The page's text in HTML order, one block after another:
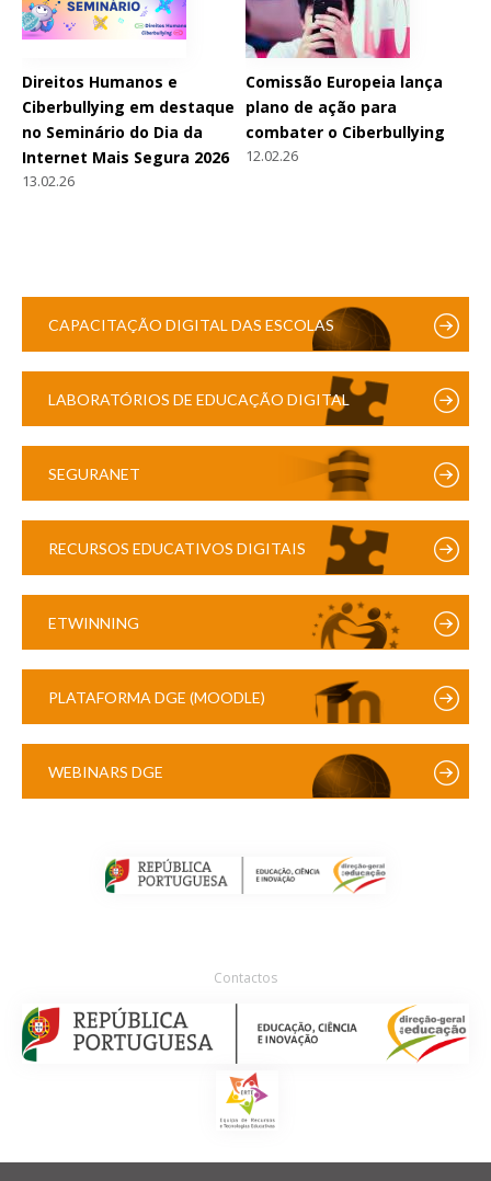
Direitos Humanos e
Ciberbullying em destaque
no Seminário do Dia da
Internet Mais Segura 2026
13.02.26
Comissão Europeia lança
plano de ação para
combater o Ciberbullying
12.02.26
CAPACITAÇÃO DIGITAL DAS ESCOLAS
LABORATÓRIOS DE EDUCAÇÃO DIGITAL
SEGURANET
RECURSOS EDUCATIVOS DIGITAIS
ETWINNING
PLATAFORMA DGE (MOODLE)
WEBINARS DGE
Contactos